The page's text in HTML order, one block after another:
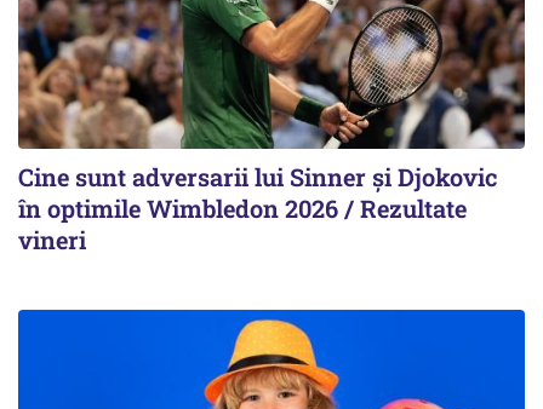
Cine sunt adversarii lui Sinner şi Djokovic
în optimile Wimbledon 2026 / Rezultate
vineri